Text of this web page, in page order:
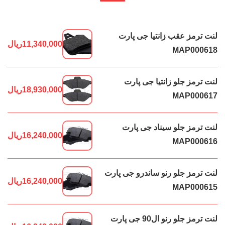
لنت ترمز عقب زانتیا جی پارت
MAP000618
11,340,000ریال
لنت ترمز جلو زانتیا جی پارت
MAP000617
18,930,000ریال
لنت ترمز جلو سیناد جی پارت
MAP000616
16,240,000ریال
لنت ترمز جلو رنو ساندرو جی پارت
MAP000615
16,240,000ریال
لنت ترمز جلو رنو ال90 جی پارت